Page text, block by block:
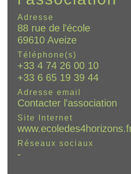
Adresse
88 rue de l'école
69610 Aveize
Téléphone(s)
+33 4 74 26 00 10
+33 6 65 19 39 44
Adresse email
Contacter l'association
Site Internet
Réseaux sociaux
-